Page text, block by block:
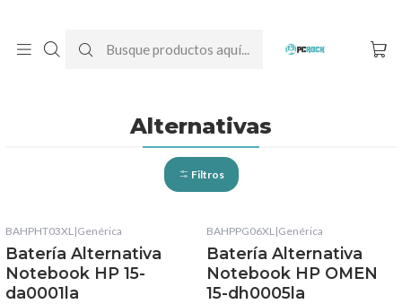
Alternativas
Filtros
BAHPHT03XL |Genérica
Batería Alternativa
Notebook HP 15-
da0001la
No disponible
BAHPPG06XL |Genérica
Batería Alternativa
Notebook HP OMEN
15-dh0005la